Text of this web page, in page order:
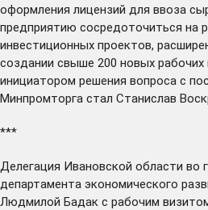
оформления лицензий для ввоза
предприятию сосредоточиться на
инвестиционных проектов,
создании свыше 200 новых
инициатором решения вопроса с
Минпромторга стал Станислав
***
Делегация Ивановской области во
департамента экономического
Людмилой Бадак с рабочим